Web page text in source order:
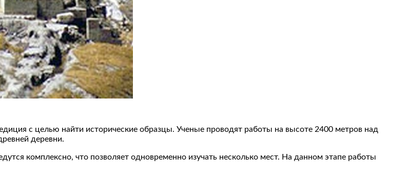
с целью найти исторические образцы. Ученые проводят работы на высоте 2400 метров над
деревни.
комплексно, что позволяет одновременно изучать несколько мест. На данном этапе работы